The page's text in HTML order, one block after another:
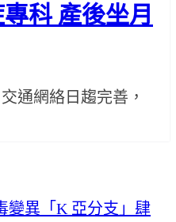
科 產後坐月
通網絡日趨完善，
變異「K 亞分支」肆